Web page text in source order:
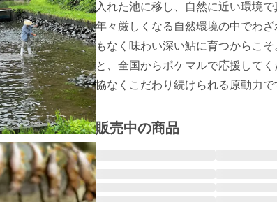
入れた池に移し、自然に近い環境
年々厳しくなる自然環境の中でわ
もなく味わい深い鮎に育つからこ
と、全国からポケマルで応援して
協なくこだわり続けられる原動力で
販売中の商品